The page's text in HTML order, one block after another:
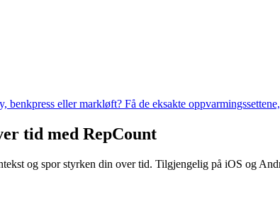
benkpress eller markløft? Få de eksakte
tid med RepCount
og spor styrken din over tid. Tilgjengelig på iOS og